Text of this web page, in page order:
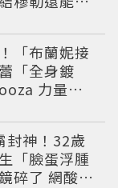
「布蘭妮接
「全身鍍
力量感
封神！32歲
「臉蛋浮腫
碎了 網酸：